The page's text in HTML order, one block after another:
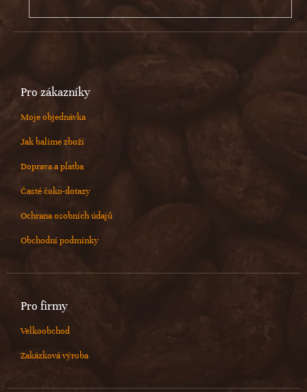
Pro zákazníky
Moje objednávka
Jak balíme zboží
Doprava a platba
Časté čoko-dotazy
Ochrana osobních údajů
Obchodní podmínky
Pro firmy
Velkoobchod
Zakázková výroba